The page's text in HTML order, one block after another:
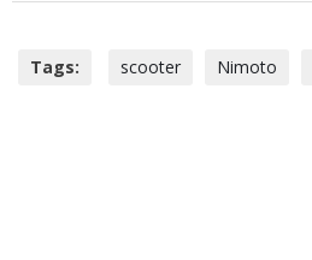
Tags: scooter Nimoto